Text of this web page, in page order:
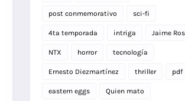
post conmemorativo sci-fi
4ta temporada intriga Jaime
NTX horror tecnología
Ernesto Diezmartínez thriller pdf
eastern eggs Quien mato